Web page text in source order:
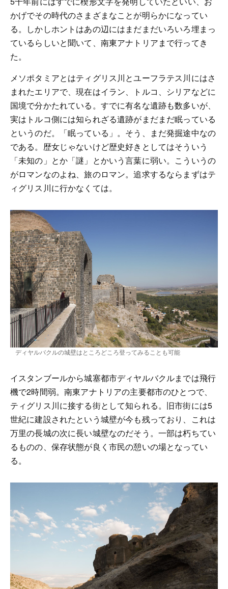
かげでその時代のさまざまなことが明らかになってい
る。しかしホントはあの辺にはまだまだいろいろ埋まっ
ているらしいと聞いて、南東アナトリアまで行ってき
た。
メソポタミアとはティグリス川とユーフラテス川にはさ
まれたエリアで、現在はイラン、トルコ、シリアなどに
国境で分かたれている。すでに有名な遺跡も数多いが、
実はトルコ側には知られざる遺跡がまだまだ眠っている
というのだ。「眠っている」。そう、まだ発掘途中なの
である。歴女じゃないけど歴史好きとしてはそういう
「未知の」とか「謎」とかいう言葉に弱い。こういうの
がロマンなのよね、旅のロマン。追求するならまずはテ
ィグリス川に行かなくては。
ディヤルバクルの城壁はところどころ登ってみることも可能
イスタンブールから城塞都市ディヤルバクルまでは飛行
機で2時間弱。南東アナトリアの主要都市のひとつで、
ティグリス川に接する街として知られる。旧市街には5
世紀に建設されたという城壁が今も残っており、これは
万里の長城の次に長い城壁なのだそう。一部は朽ちてい
るものの、保存状態が良く市民の憩いの場となってい
る。